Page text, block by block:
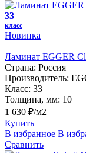
33
класс
Новинка
Ламинат EGGER
Страна: Россия
Производитель:
Класс: 33
Толщина, мм: 10
1 630 ₽/м2
Купить
В избранное В
Сравнить